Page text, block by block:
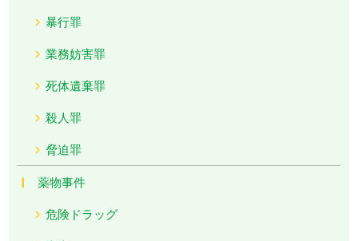
暴行罪
業務妨害罪
死体遺棄罪
殺人罪
脅迫罪
薬物事件
危険ドラッグ